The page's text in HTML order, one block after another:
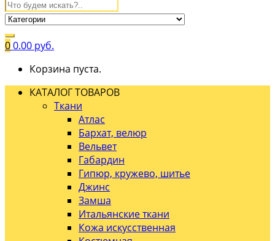
00.00 руб.
Корзина пуста.
КАТАЛОГ ТОВАРОВ
Ткани
Атлас
Бархат, велюр
Вельвет
Габардин
Гипюр, кружево, шитье
Джинс
Замша
Итальянские ткани
Кожа искусственная